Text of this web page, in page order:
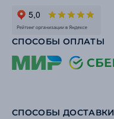
СПОСОБЫ ОПЛАТЫ
СПОСОБЫ ДОСТАВКИ